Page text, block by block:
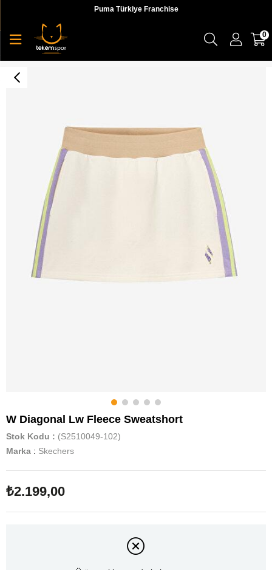
Puma Türkiye Franchise
0
W Diagonal Lw Fleece Sweatshort
Stok Kodu
(S2510049-102)
Marka : Skechers
₺2.199,00